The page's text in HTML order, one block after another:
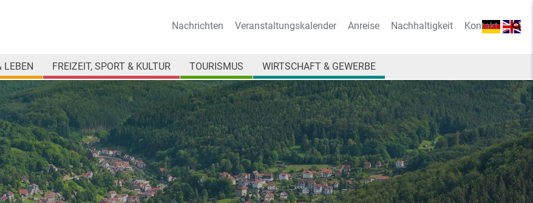
Nachrichten Veranstaltungskalender Anreise Nachhaltigkeit Kontakt
LEBEN FREIZEIT, SPORT & KULTUR TOURISMUS WIRTSCHAFT & GEWERBE